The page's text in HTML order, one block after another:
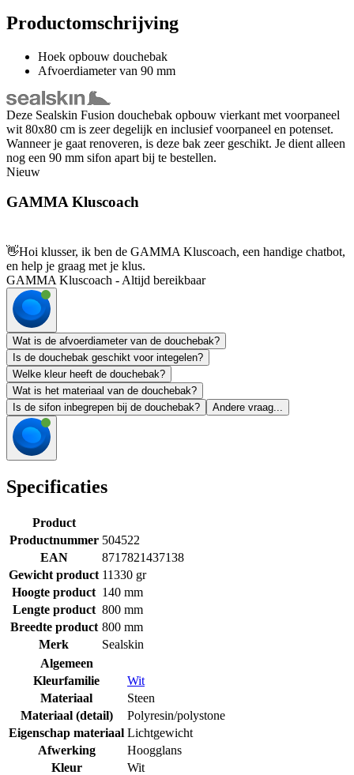
Productomschrijving
Hoek opbouw douchebak
Afvoerdiameter van 90 mm
Deze Sealskin Fusion douchebak opbouw vierkant met voorpaneel
wit 80x80 cm is zeer degelijk en inclusief voorpaneel en potenset.
Wanneer je gaat renoveren, is deze bak zeer geschikt. Je dient alleen
nog een 90 mm sifon apart bij te bestellen.
Nieuw
GAMMA Kluscoach
👋Hoi klusser, ik ben de GAMMA Kluscoach, een handige chatbot,
en help je graag met je klus.
GAMMA Kluscoach - Altijd bereikbaar
Wat is de afvoerdiameter van de douchebak?
Is de douchebak geschikt voor integelen?
Welke kleur heeft de douchebak?
Wat is het materiaal van de douchebak?
Is de sifon inbegrepen bij de douchebak?
Andere vraag...
Specificaties
Product
Productnummer 504522
EAN
8717821437138
Gewicht product 11330 gr
Hoogte product 140 mm
Lengte product 800 mm
Breedte product 800 mm
Merk
Sealskin
Algemeen
Kleurfamilie
Wit
Materiaal
Steen
Materiaal (detail)
Polyresin/polystone
Eigenschap materiaal Lichtgewicht
Afwerking
Hoogglans
Kleur
Wit